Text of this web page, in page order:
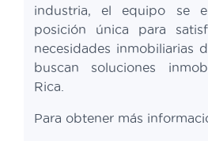
industria, el equipo se
posición única para
necesidades inmobiliarias
buscan soluciones
Rica.
Para obtener más